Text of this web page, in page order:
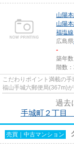
山陽
山陽
福塩線
広島県
-
築年
階数
こだわりポイント満載の手
福山手城六郵便局(367m)
過去
手城町２丁目
売買｜中古マンション